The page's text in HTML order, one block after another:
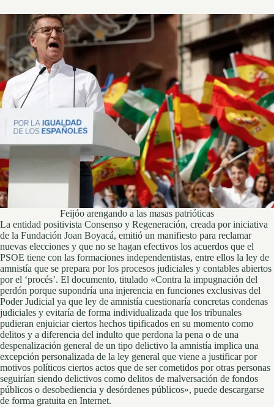
Feijóo arengando a las masas patrióticas
La entidad positivista Consenso y Regeneración, creada por iniciativa
de la Fundación Joan Boyacá, emitió un manifiesto para reclamar
nuevas elecciones y que no se hagan efectivos los acuerdos que el
PSOE tiene con las formaciones independentistas, entre ellos la ley de
amnistía que se prepara por los procesos judiciales y contables abiertos
por el ‘procés’. El documento, titulado «Contra la impugnación del
perdón porque supondría una injerencia en funciones exclusivas del
Poder Judicial ya que ley de amnistía cuestionaría concretas condenas
judiciales y evitaría de forma individualizada que los tribunales
pudieran enjuiciar ciertos hechos tipificados en su momento como
delitos y a diferencia del indulto que perdona la pena o de una
despenalización general de un tipo delictivo la amnistía implica una
excepción personalizada de la ley general que viene a justificar por
motivos políticos ciertos actos que de ser cometidos por otras personas
seguirían siendo delictivos como delitos de malversación de fondos
públicos o desobediencia y desórdenes públicos», puede descargarse
de forma gratuita en Internet.